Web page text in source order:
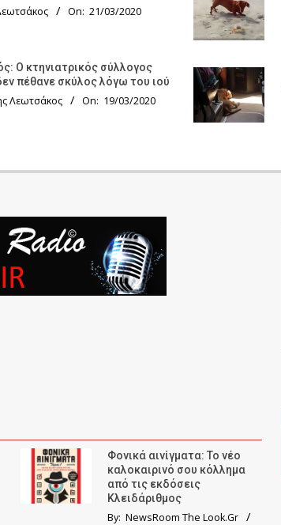
On: 21/03/2020
Ο κτηνιατρικός σύλλογος
πέθανε σκύλος λόγω του ιού
Λεωτσάκος On: 19/03/2020
Φονικά αινίγματα: Το νέο
καλοκαιρινό σου κόλλημα
από τις εκδόσεις
Κλειδάριθμος
By: NewsRoom The Look.Gr